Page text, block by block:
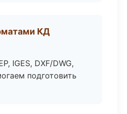
КД
IGES, DXF/DWG,
подготовить